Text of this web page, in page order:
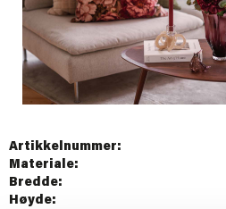
Artikkelnummer:
Materiale:
Bredde:
Høyde: